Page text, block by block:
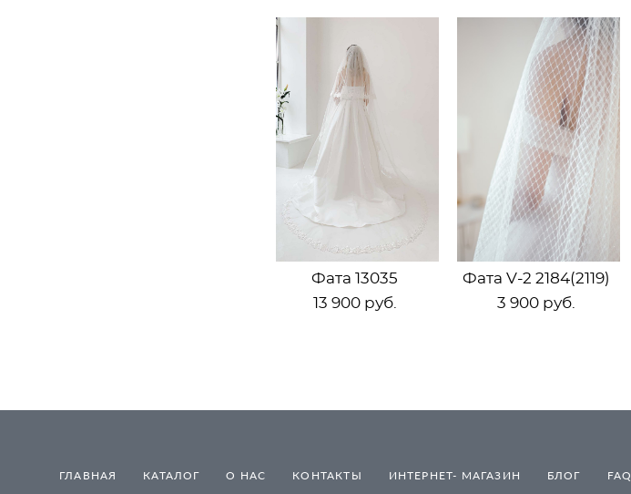
Фата 13035
13 900 pуб.
Фата V-2 2184(2119)
3 900 pуб.
ГЛАВНАЯ КАТАЛОГ О НАС КОНТАКТЫ ИНТЕРНЕТ- МАГАЗИН БЛОГ FAQ